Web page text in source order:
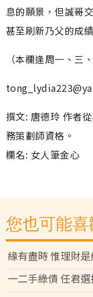
息的願景，但誠哥
甚至刷新乃父的成
（本欄逢周一、三
撰文: 唐德玲 作者
務策劃師資格。
欄名: 女人筆金心
您也可能喜
緣有盡時 惟理財
一二手綠債 任君